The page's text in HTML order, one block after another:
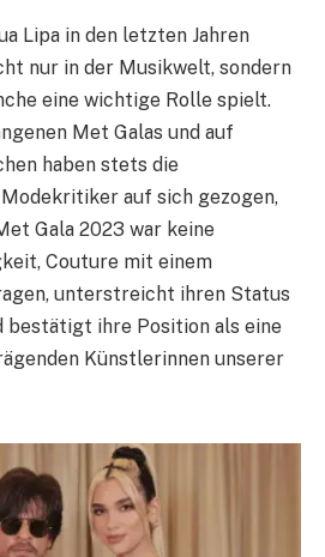
Lipa in den letzten Jahren
nur in der Musikwelt, sondern
eine wichtige Rolle spielt.
Met Galas und auf
haben stets die
auf sich gezogen,
Gala 2023 war keine
Couture mit einem
unterstreicht ihren Status
bestätigt ihre Position als eine
Künstlerinnen unserer